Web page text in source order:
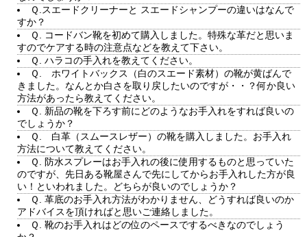
Ｑ.スエードクリーナーと スエードシャンプーの違いはなんで
すか？
Ｑ. コードバン靴を初めて購入しました。特殊な革だと思いま
すのでケアする時の注意点などを教えて下さい。
Ｑ. ハラコの手入れを教えてください。
Ｑ. ホワイトバックス（白のスエード素材）の靴が黄ばんで
きました。なんとか白さを取り戻したいのですが・・？何か良い
方法があったら教えてください。
Ｑ. 新品の靴を下ろす前にどのようなお手入れをすれば良いの
でしょうか？
Ｑ. 白革（スムースレザー）の靴を購入しました。お手入れ
方法について教えてください。
Ｑ. 防水スプレーはお手入れの後に使用するものと思っていた
のですが、先日ある靴屋さんで先にしてからお手入れした方が良
い！といわれました。どちらが良いのでしょうか？
Ｑ. 革底のお手入れ方法がわかりません、どうすれば良いのか
アドバイスを頂ければと思いご連絡しました。
Ｑ. 靴のお手入れはどの位のペースでするべきなのでしょう